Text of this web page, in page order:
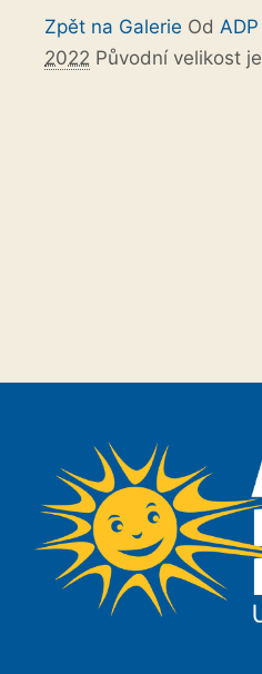
Zpět na Galerie Od ADP
2022 Původní velikost je